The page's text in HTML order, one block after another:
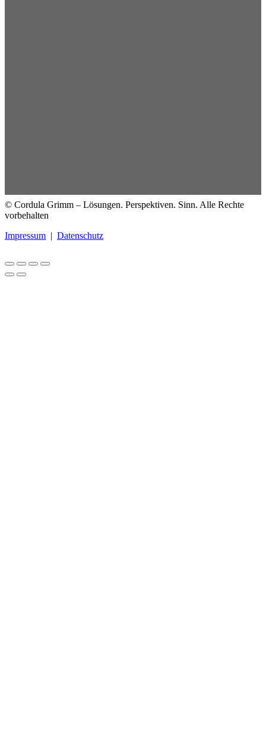
© Cordula Grimm – Lösungen. Perspektiven. Sinn. Alle Rechte
vorbehalten
Impressum | Datenschutz